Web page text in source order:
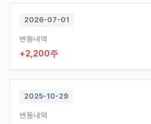
2026-07-01
변동내역
+2,200주
2025-10-29
변동내역